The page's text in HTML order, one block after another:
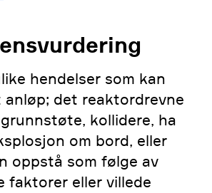
hendelser som kan
anløp; det reaktordrevne
kollidere, ha
om bord, eller
oppstå som følge av
faktorer eller villede